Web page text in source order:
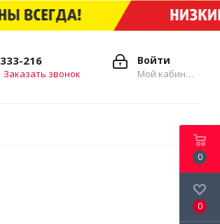
Войти
Мой кабинет
333-216
Заказать звонок
0
0